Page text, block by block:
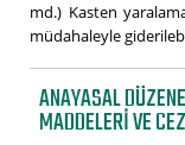
md.) Kasten
müdahaleyle
ANAYASAL
MADDELERI VE